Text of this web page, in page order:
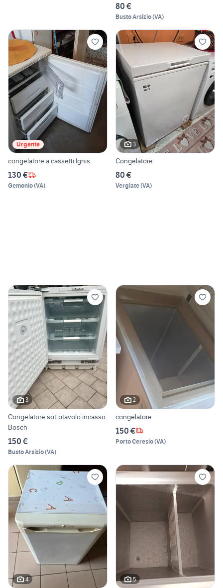
80 €
Busto Arsizio(VA)
Urgente
congelatore a cassetti Ignis
130 €
Gemonio(VA)
3
Congelatore
80 €
Vergiate(VA)
3
Congelatore sottotavolo incasso
Bosch
150 €
Busto Arsizio(VA)
2
congelatore
150 €
Porto Ceresio(VA)
4 5